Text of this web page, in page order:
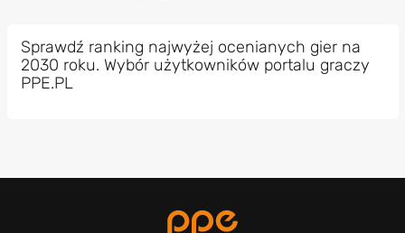
Sprawdź ranking najwyżej ocenianych gier na
2030 roku. Wybór użytkowników portalu graczy
PPE.PL